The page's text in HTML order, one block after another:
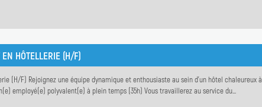
HÔTELLERIE (H/F)
(H/F) Rejoignez une équipe dynamique et enthousiaste au sein d'un hôtel chaleureux
employé(e) polyvalent(e) à plein temps (35h) Vous travaillerez au service du...